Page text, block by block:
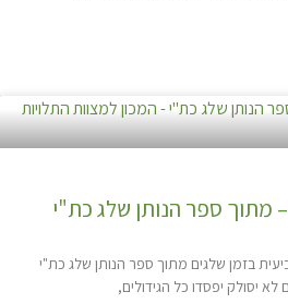
מתוך ספר הנותן שלג כת"י
בזמן שלגים מתוך ספר הנותן שלג כת"י
יסולק יפסדו כל הגידולים,